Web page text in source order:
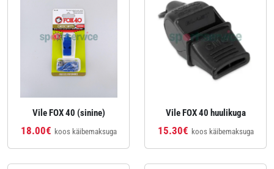
Vile FOX 40 (sinine)
18.00€ koos käibemaksuga
Vile FOX 40 huulikuga
15.30€ koos käibemaksuga